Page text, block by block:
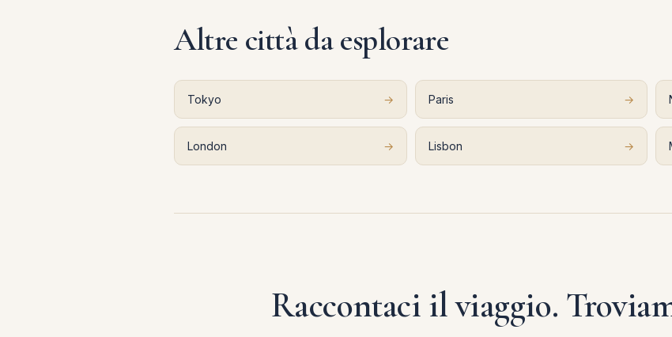
Altre città da esplorare
Tokyo → Paris →
London → Lisbon →
Raccontaci il viaggio.